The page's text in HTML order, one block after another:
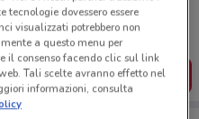
dei negozi vicino a te,
lista del risparmio, comodamente
L’APP
dovessero essere
visualizzati potrebbero non
a questo menu per
il consenso facendo clic sul link
Tali scelte avranno effetto nel
informazioni, consulta